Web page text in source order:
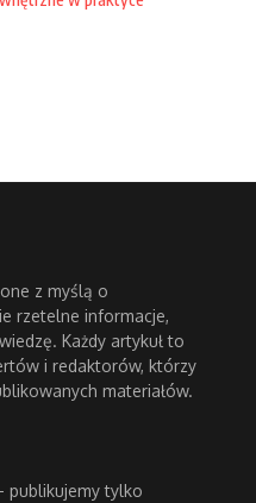
z myślą o
rzetelne informacje,
Każdy artykuł to
i redaktorów, którzy
materiałów.
publikujemy tylko